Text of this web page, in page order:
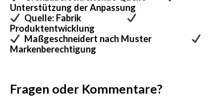
Unterstützung der Anpassung
Quelle: Fabrik
Produktentwicklung
Maßgeschneidert nach Muster
Markenberechtigung
Fragen oder Kommentare?